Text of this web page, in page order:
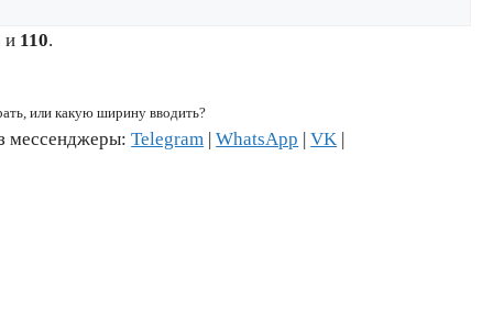
и 110.
или какую ширину вводить?
мессенджеры:Telegram |WhatsApp |VK |